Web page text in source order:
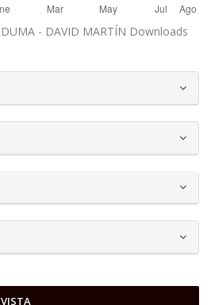
- DAVID MARTÍN Downloads